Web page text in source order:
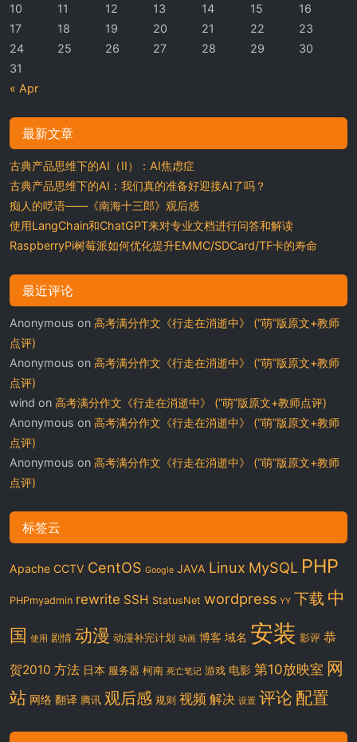
« Apr
10
11 12 13 14 15
16
17
18 19 20 21 22
23
24
25 26 27 28 29
30
31
最新文章
古典产品思维下的AI（II）：AI焦虑症
古典产品思维下的AI：我们真的准备好迎接AI了吗？
痴人的呓语——《南海十三郎》观后感
使用LangChain和ChatGPT来对专业文档进行问答和解读
RaspberryPi树莓派如何优化提升EMMC/SDCard/TF卡的寿命
最近评论
Anonymous on 高考满分作文《行走在消逝中》 (“萌”版原文+教师
点评)
Anonymous on 高考满分作文《行走在消逝中》 (“萌”版原文+教师
点评)
wind on 高考满分作文《行走在消逝中》 (“萌”版原文+教师点评)
Anonymous on 高考满分作文《行走在消逝中》 (“萌”版原文+教师
点评)
Anonymous on 高考满分作文《行走在消逝中》 (“萌”版原文+教师
点评)
标签云
Apache CCTV CentOS Google JAVA Linux MySQL PHP
PHPmyadmin rewrite SSH StatusNet wordpress YY 下载 中
国 使用 剧情 动漫 动漫补完计划 动画 博客 域名 安装 影评 恭
贺2010 方法 日本 服务器 柯南 死亡笔记 游戏 电影 第10放映室 网
站 网络 翻译 腾讯 观后感 规则 视频 解决 设置 评论 配置